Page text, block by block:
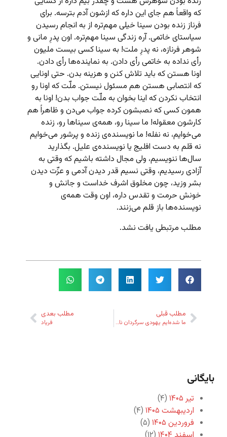
که واقعاً هم جای این داره که ازشون آدم بترسه. برای
فرناز زنده بودن سینا خیلی مهم‌تره از به انجام رسیدن
سیاستای خاتمی. آره زندگی سینا مهم‌تره. اون پدرِ مانی و
شوهر فرنازه، نه پدرِ ملت! به سینا کسی بیست ملیون
رأی نداده به خاتمی رأی دادن. به نماینده‌ها رأی دادن.
اونا هستن که باید تلاش کنن و هزینه بدن. حتی اونایی
که انتصابی هستن هم مسئول نیستن. ملّت که اونا رو
انتخاب نکردن که اینا بخوان به ملّت جواب بدن! اونا به
همون کسی که نصبشون کرده جواب می‌دن و ظاهراً هم
کارشون معقوله! ما سینا رو، همه‌ی سیناها رو، زنده
می‌خوایم، نه نفله! ما نویسنده‌ی زنده و پرشور می‌خوایم
نه قلم به دست افلیج یا نویسنده‌ی علیل. بگذارید
سال‌ها ننویسیم، ولی مجال داشته باشیم که وقتی به
آزادی رسیدیم، وقتی نسیم قدر دیدن آدمی و عزّت دیدن
بشر وزید، چون مخلوق اشرف خداست و جانش و
خونش حرمت و تقدس داره، اون وقت همه‌ی
نویسنده‌ها باز قلم می‌زنند.
مطلب مرتبطی یافت نشد.
مطلب قبلی
ما شده‌ایم یهودی سرگردان نامه‌ی
مطلب بعدی
فریاد
بایگانی
تیر ۱۴۰۵
(۴)
اردیبهشت ۱۴۰۵
(۴)
فروردین ۱۴۰۵
(۵)